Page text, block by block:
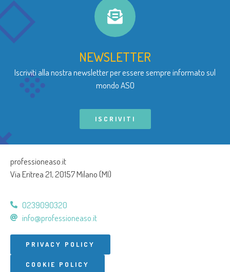
NEWSLETTER
Iscriviti alla nostra newsletter per essere sempre informato sul
mondo ASO
ISCRIVITI
professioneaso.it
Via Eritrea 21, 20157 Milano (MI)
0239090320
info@professioneaso.it
PRIVACY POLICY
COOKIE POLICY